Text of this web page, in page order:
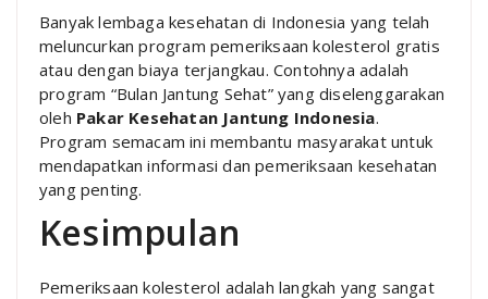
Banyak lembaga kesehatan di Indonesia yang telah
meluncurkan program pemeriksaan kolesterol gratis
atau dengan biaya terjangkau. Contohnya adalah
program “Bulan Jantung Sehat” yang diselenggarakan
oleh Pakar Kesehatan Jantung Indonesia.
Program semacam ini membantu masyarakat untuk
mendapatkan informasi dan pemeriksaan kesehatan
yang penting.
Kesimpulan
Pemeriksaan kolesterol adalah langkah yang sangat